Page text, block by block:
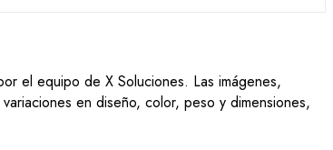
el equipo de X Soluciones. Las imágenes,
en diseño, color, peso y dimensiones,